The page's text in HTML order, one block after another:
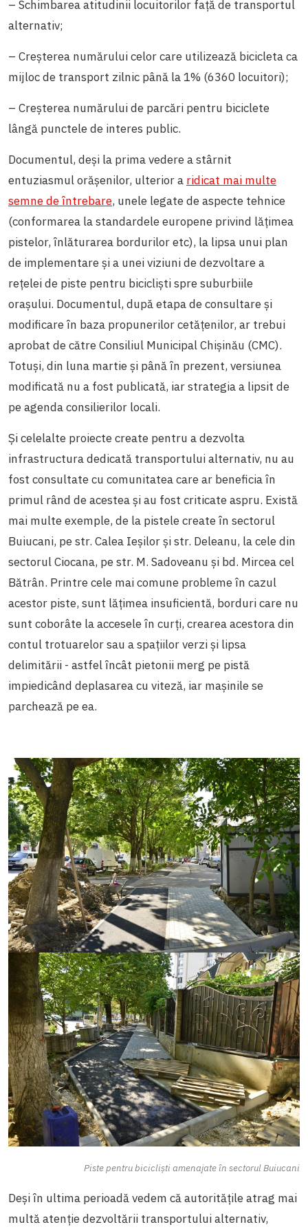
– Schimbarea atitudinii locuitorilor față de transportul
alternativ;
– Creșterea numărului celor care utilizează bicicleta ca
mijloc de transport zilnic până la 1% (6360 locuitori);
– Creșterea numărului de parcări pentru biciclete
lângă punctele de interes public.
Documentul, deși la prima vedere a stârnit
entuziasmul orășenilor, ulterior a ridicat mai multe
semne de întrebare, unele legate de aspecte tehnice
(conformarea la standardele europene privind lățimea
pistelor, înlăturarea bordurilor etc), la lipsa unui plan
de implementare și a unei viziuni de dezvoltare a
rețelei de piste pentru bicicliști spre suburbiile
orașului. Documentul, după etapa de consultare și
modificare în baza propunerilor cetățenilor, ar trebui
aprobat de către Consiliul Municipal Chișinău (CMC).
Totuși, din luna martie și până în prezent, versiunea
modificată nu a fost publicată, iar strategia a lipsit de
pe agenda consilierilor locali.
Și celelalte proiecte create pentru a dezvolta
infrastructura dedicată transportului alternativ, nu au
fost consultate cu comunitatea care ar beneficia în
primul rând de acestea și au fost criticate aspru. Există
mai multe exemple, de la pistele create în sectorul
Buiucani, pe str. Calea Ieșilor și str. Deleanu, la cele din
sectorul Ciocana, pe str. M. Sadoveanu și bd. Mircea cel
Bătrân. Printre cele mai comune probleme în cazul
acestor piste, sunt lățimea insuficientă, borduri care nu
sunt coborâte la accesele în curți, crearea acestora din
contul trotuarelor sau a spațiilor verzi și lipsa
delimitării - astfel încât pietonii merg pe pistă
impiedicând deplasarea cu viteză, iar mașinile se
parchează pe ea.
Piste pentru bicicliști amenajate în sectorul Buiucani
Deși în ultima perioadă vedem că autoritățile atrag mai
multă atenție dezvoltării transportului alternativ,